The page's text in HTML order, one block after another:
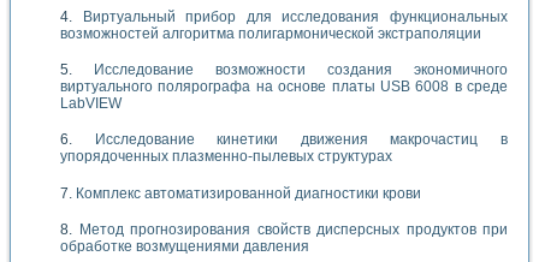
Виртуальный прибор для исследования функциональных
возможностей алгоритма полигармонической экстраполяции
Исследование возможности создания экономичного
виртуального полярографа на основе платы USB 6008 в среде
LabVIEW
Исследование кинетики движения макрочастиц в
упорядоченных плазменно-пылевых структурах
Комплекс автоматизированной диагностики крови
Метод прогнозирования свойств дисперсных продуктов при
обработке возмущениями давления